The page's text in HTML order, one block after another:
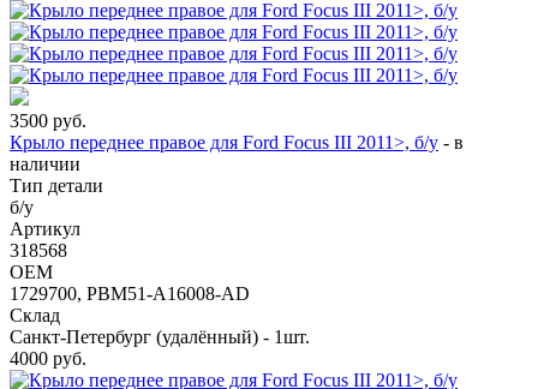
3500 руб.
Крыло переднее правое для Ford Focus III 2011>, б/у - в
наличии
Тип детали
б/у
Артикул
318568
OEM
1729700, PBM51-A16008-AD
Склад
Санкт-Петербург (удалённый) - 1шт.
4000 руб.